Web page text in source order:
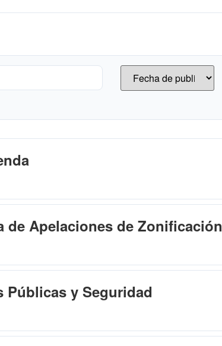
de Apelaciones de Zonificación
Públicas y Seguridad